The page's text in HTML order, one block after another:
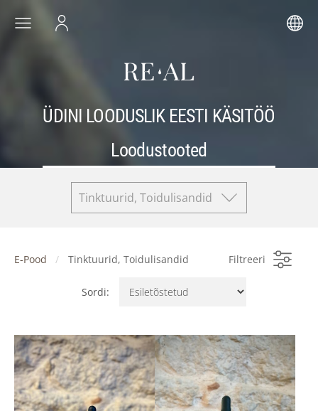
ÜDINI LOODUSLIK EESTI KÄSITÖÖ
Loodustooted
Tinktuurid, Toidulisandid
E-Pood Tinktuurid, Toidulisandid Filtreeri
Sordi: